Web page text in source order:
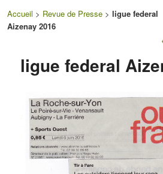
Accueil > Revue de Presse> ligue federal
Aizenay 2016
ligue federal